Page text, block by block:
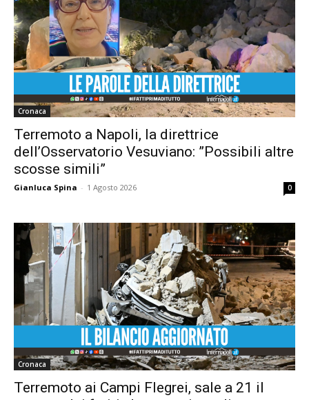
Cronaca
Terremoto a Napoli, la direttrice
dell’Osservatorio Vesuviano: ”Possibili altre
scosse simili”
Gianluca Spina - 1 Agosto 2026 0
Cronaca
Terremoto ai Campi Flegrei, sale a 21 il